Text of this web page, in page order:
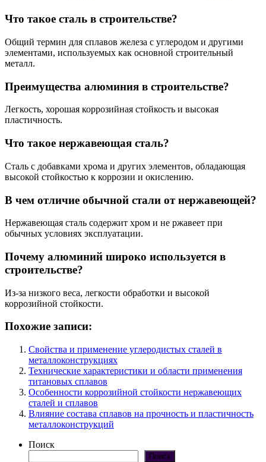
Что такое сталь в строительстве?
Общий термин для сплавов железа с углеродом и другими
элементами, используемых как основной строительный
металл.
Преимущества алюминия в строительстве?
Легкость, хорошая коррозийная стойкость и высокая
пластичность.
Что такое нержавеющая сталь?
Сталь с добавками хрома и других элементов, обладающая
высокой стойкостью к коррозии и окислению.
В чем отличие обычной стали от нержавеющей?
Нержавеющая сталь содержит хром и не ржавеет при
обычных условиях эксплуатации.
Почему алюминий широко используется в
строительстве?
Из-за низкого веса, легкости обработки и высокой
коррозийной стойкости.
Похожие записи:
Свойства и применение углеродистых сталей в
металлоконструкциях
Технические характеристики и области применения
титановых сплавов
Особенности коррозийной стойкости нержавеющих
сталей и сплавов
Влияние состава сплавов на прочность и пластичность
металлоконструкций
Поиск
Поиск